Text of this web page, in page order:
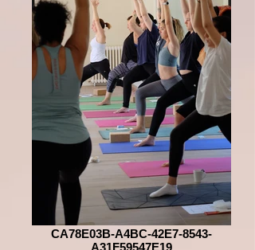
CA78E03B-A4BC-42E7-8543-
A31F59547E19